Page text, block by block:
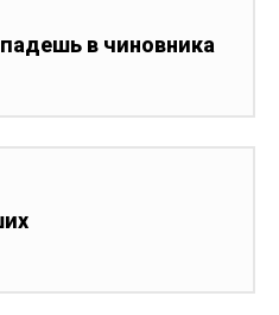
в чиновника